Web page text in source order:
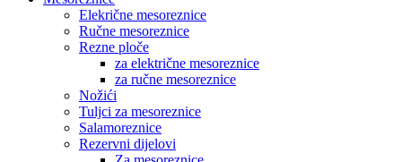
Elekrične mesoreznice
Ručne mesoreznice
Rezne ploče
za električne mesoreznice
za ručne mesoreznice
Nožići
Tuljci za mesoreznice
Salamoreznice
Rezervni dijelovi